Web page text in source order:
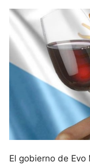
El gobierno de